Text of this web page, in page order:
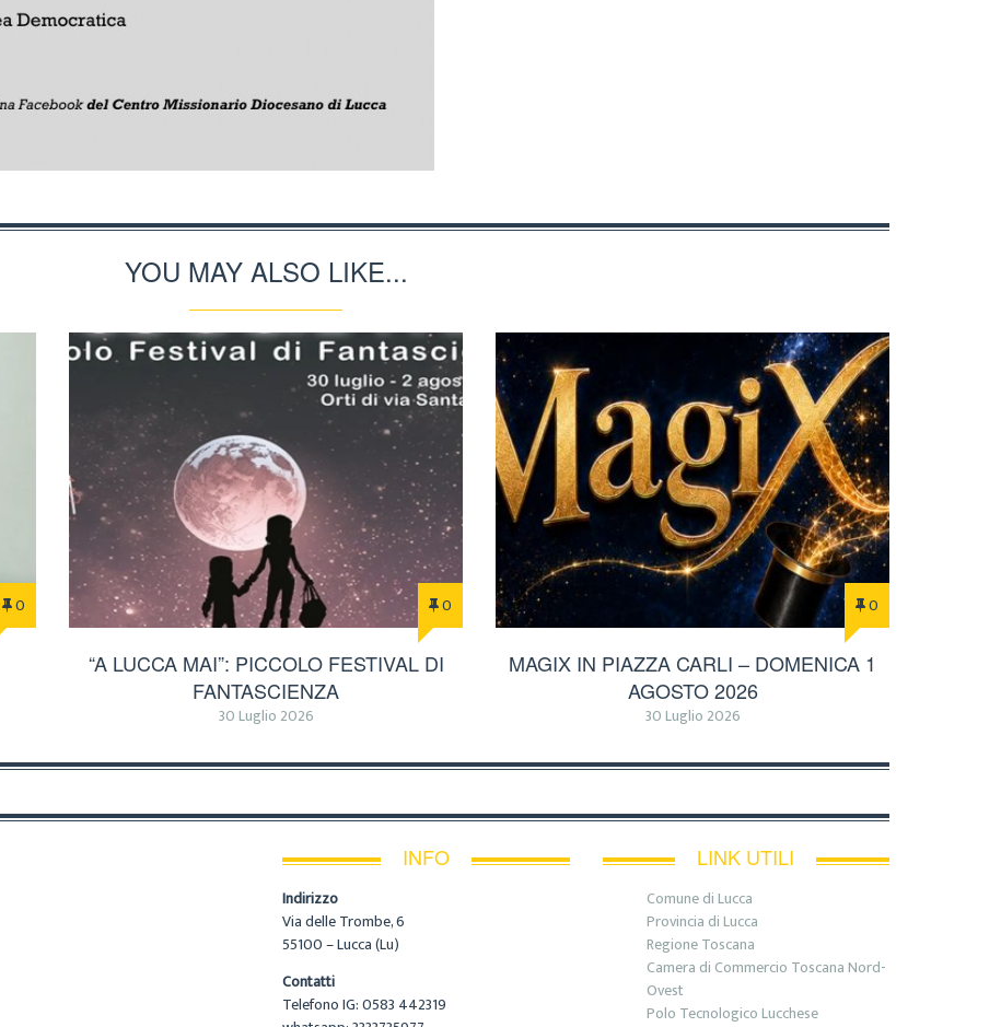
YOU MAY ALSO LIKE...
0 0
“A LUCCA MAI”: PICCOLO FESTIVAL DI
FANTASCIENZA
30 Luglio 2026
0
MAGIX IN PIAZZA CARLI – DOMENICA 1
AGOSTO 2026
30 Luglio 2026
INFO
Indirizzo
Via delle Trombe, 6
55100 – Lucca (Lu)
Contatti
Telefono IG: 0583 442319
LINK UTILI
Comune di Lucca
Provincia di Lucca
Regione Toscana
Camera di Commercio Toscana Nord-
Ovest
Polo Tecnologico Lucchese